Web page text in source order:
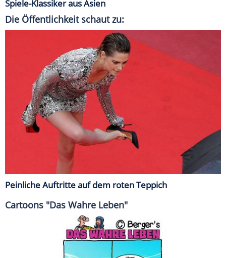
Spiele-Klassiker aus Asien
Die Öffentlichkeit schaut zu:
Peinliche Auftritte auf dem roten Teppich
Cartoons "Das Wahre Leben"